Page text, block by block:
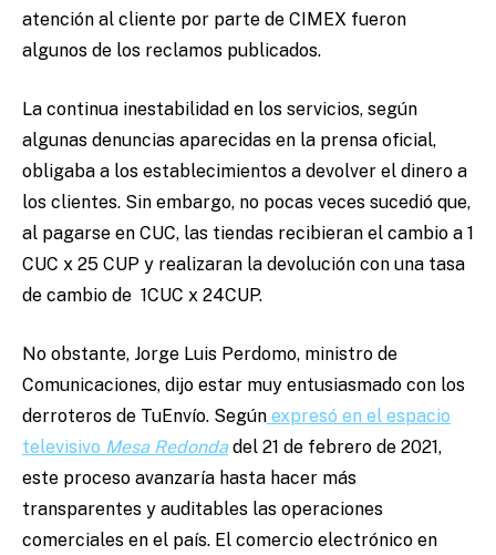
atención al cliente por parte de CIMEX fueron
algunos de los reclamos publicados.
La continua inestabilidad en los servicios, según
algunas denuncias aparecidas en la prensa oficial,
obligaba a los establecimientos a devolver el dinero a
los clientes. Sin embargo, no pocas veces sucedió que,
al pagarse en CUC, las tiendas recibieran el cambio a 1
CUC x 25 CUP y realizaran la devolución con una tasa
de cambio de 1CUC x 24CUP.
No obstante, Jorge Luis Perdomo, ministro de
Comunicaciones, dijo estar muy entusiasmado con los
derroteros de TuEnvío. Según expresó en el espacio
televisivo Mesa Redondadel 21 de febrero de 2021,
este proceso avanzaría hasta hacer más
transparentes y auditables las operaciones
comerciales en el país. El comercio electrónico en